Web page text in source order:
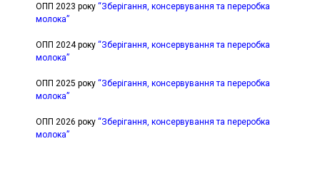
ОПП 2023 року “Зберігання, консервування та переробка
молока”
ОПП 2024 року “Зберігання, консервування та переробка
молока”
ОПП 2025 року “Зберігання, консервування та переробка
молока”
ОПП 2026 року “Зберігання, консервування та переробка
молока”